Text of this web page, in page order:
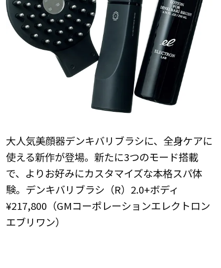
大人気美顔器デンキバリブラシに、全身ケアに
使える新作が登場。新たに3つのモード搭載
で、よりお好みにカスタマイズな本格スパ体
験。デンキバリブラシ（R）2.0+ボディ
¥217,800（GMコーポレーションエレクトロン
エブリワン）